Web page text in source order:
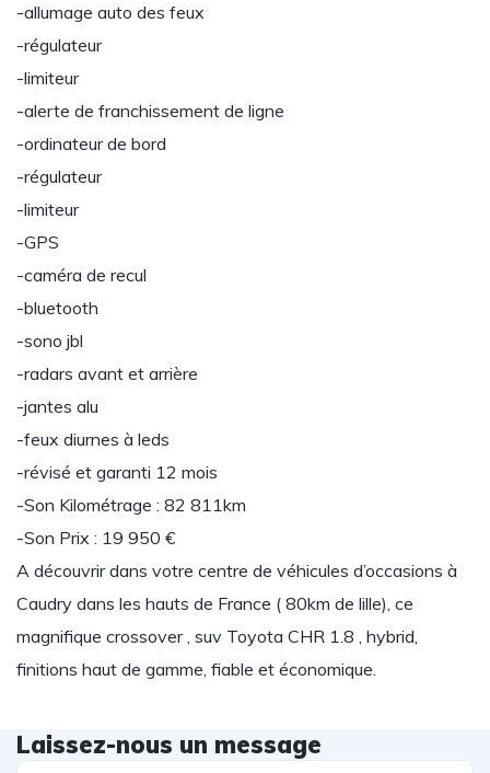
-allumage auto des feux
-régulateur
-limiteur
-alerte de franchissement de ligne
-ordinateur de bord
-régulateur
-limiteur
-GPS
-caméra de recul
-bluetooth
-sono jbl
-radars avant et arrière
-jantes alu
-feux diurnes à leds
-révisé et garanti 12 mois
-Son Kilométrage : 82 811km
-Son Prix : 19 950 €
A découvrir dans votre centre de véhicules d’occasions à
Caudry dans les hauts de France ( 80km de lille), ce
magnifique crossover , suv Toyota CHR 1.8 , hybrid,
finitions haut de gamme, fiable et économique.
Laissez-nous un message